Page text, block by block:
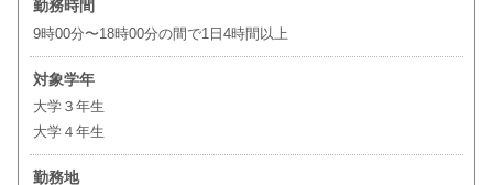
勤務時間
9時00分〜18時00分の間で1日4時間以上
対象学年
大学３年生
大学４年生
勤務地